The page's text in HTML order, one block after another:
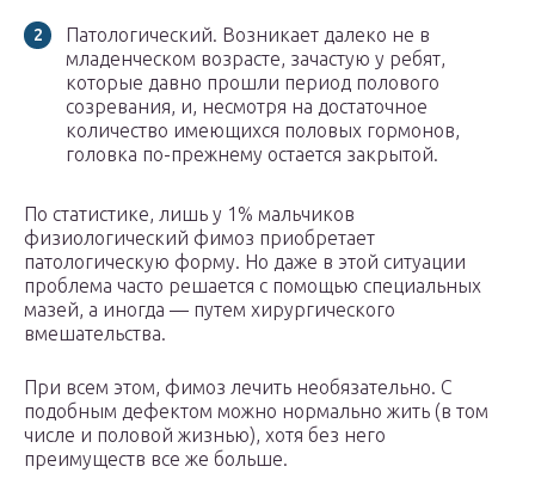
Патологический. Возникает далеко не в
младенческом возрасте, зачастую у ребят,
которые давно прошли период полового
созревания, и, несмотря на достаточное
количество имеющихся половых гормонов,
головка по-прежнему остается закрытой.
По статистике, лишь у 1% мальчиков
физиологический фимоз приобретает
патологическую форму. Но даже в этой ситуации
проблема часто решается с помощью специальных
мазей, а иногда — путем хирургического
вмешательства.
При всем этом, фимоз лечить необязательно. С
подобным дефектом можно нормально жить (в том
числе и половой жизнью), хотя без него
преимуществ все же больше.